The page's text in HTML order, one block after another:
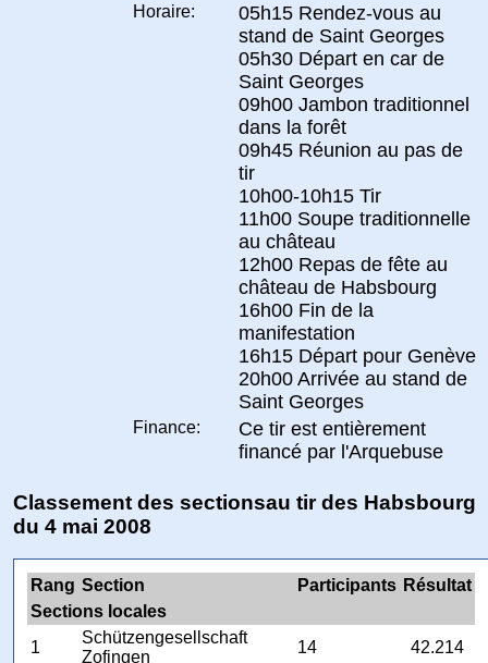
Horaire:
05h15 Rendez-vous au
stand de Saint Georges
05h30 Départ en car de
Saint Georges
09h00 Jambon traditionnel
dans la forêt
09h45 Réunion au pas de
tir
10h00-10h15 Tir
11h00 Soupe traditionnelle
au château
12h00 Repas de fête au
château de Habsbourg
16h00 Fin de la
manifestation
16h15 Départ pour Genève
20h00 Arrivée au stand de
Saint Georges
Finance:
Ce tir est entièrement
financé par l'Arquebuse
Classement des sectionsau tir des Habsbourg
du 4 mai 2008
Rang Section Participants Résultat
Sections locales
1
Schützengesellschaft
Zofingen
14 42.214